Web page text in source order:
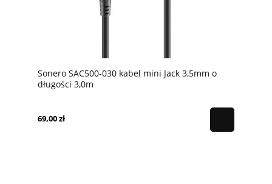
Sonero SAC500-030 kabel mini Jack 3,5mm o
długości 3,0m
69,00 zł